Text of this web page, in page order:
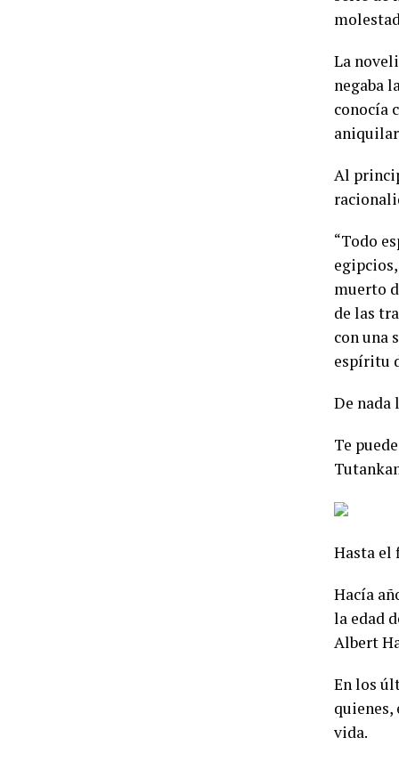
La
negaba
conocía
Al
“Todo
muerto
de las
con una
espíritu
De nada
Te
Hasta el
Hacía
la edad
Albert
En los
quienes,
vida.